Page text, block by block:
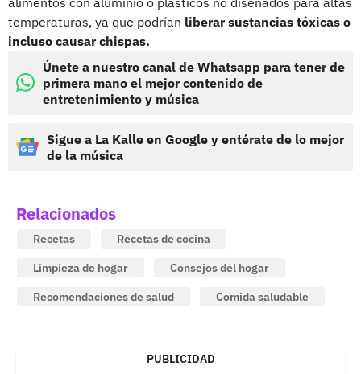
temperaturas, ya que podrían liberar sustancias tóxicas o
incluso causar chispas.
Únete a nuestro canal de Whatsapp para tener de
primera mano el mejor contenido de
entretenimiento y música
Sigue a La Kalle en Google y entérate de lo mejor
de la música
Relacionados
Recetas
Recetas de cocina
Limpieza de hogar
Consejos del hogar
Recomendaciones de salud
Comida saludable
PUBLICIDAD